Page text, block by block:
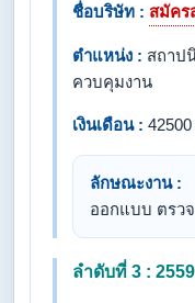
ชื่อบริษัท : สมัคร
ตำแหน่ง : สถาป
ควบคุมงาน
เงินเดือน :
ลักษณะงาน :
ออกแบบ ตรว
ลำดับที่ 3 :